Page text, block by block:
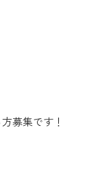
募集です！